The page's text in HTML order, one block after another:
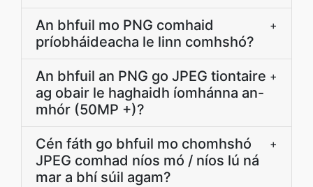
An bhfuil mo PNG comhaid
príobháideacha le linn comhshó?
+
An bhfuil an PNG go JPEG tiontaire
ag obair le haghaidh íomhánna an-
mhór (50MP +)?
+
Cén fáth go bhfuil mo chomhshó
JPEG comhad níos mó / níos lú ná
mar a bhí súil agam?
+